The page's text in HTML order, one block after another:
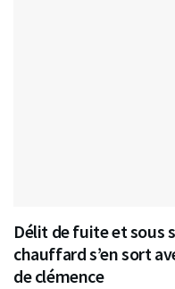
Délit de fuite et sous
chauffard s’en sort
de clémence